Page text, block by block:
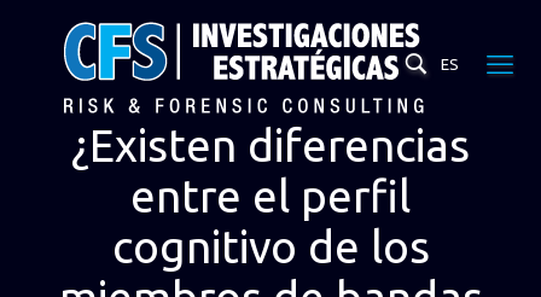
ES
¿Existen diferencias
entre el perfil
cognitivo de los